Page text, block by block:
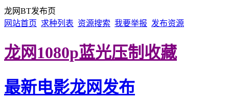
龙网BT发布页
网站首页 求种列表 资源搜索 我要举报 发布资源
龙网1080p蓝光压制收藏
最新电影龙网发布